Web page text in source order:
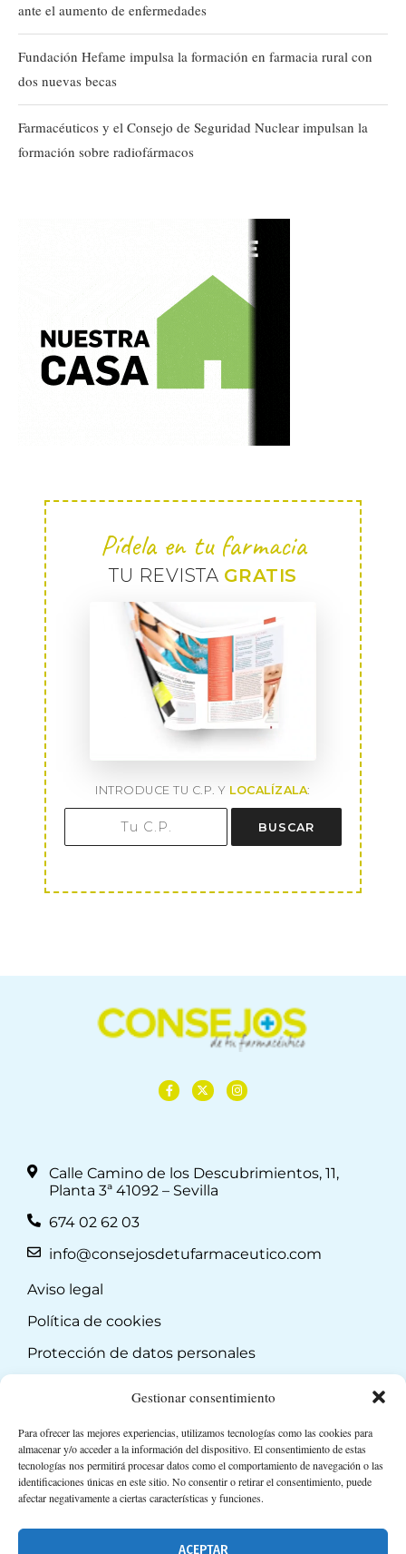
Gestionar consentimiento
Para ofrecer las mejores experiencias, utilizamos tecnologías como las cookies para
almacenar y/o acceder a la información del dispositivo. El consentimiento de estas
tecnologías nos permitirá procesar datos como el comportamiento de navegación o las
identificaciones únicas en este sitio. No consentir o retirar el consentimiento, puede
afectar negativamente a ciertas características y funciones.
ACEPTAR
ante el aumento de enfermedades
Fundación Hefame impulsa la formación en farmacia rural con
dos nuevas becas
Farmacéuticos y el Consejo de Seguridad Nuclear impulsan la
formación sobre radiofármacos
Pídela en tu farmacia
TU REVISTA GRATIS
INTRODUCE TU C.P. Y LOCALÍZALA:
BUSCAR
Calle Camino de los Descubrimientos, 11,
Planta 3ª 41092 – Sevilla
674 02 62 03
info@consejosdetufarmaceutico.com
Aviso legal
Política de cookies
Protección de datos personales